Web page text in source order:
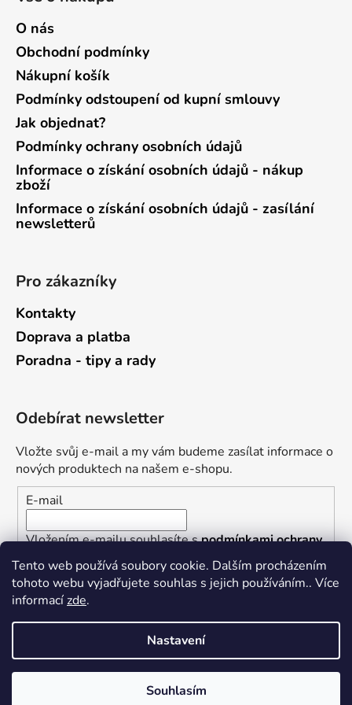
Tento web používá soubory cookie. Dalším procházením
tohoto webu vyjadřujete souhlas s jejich používáním.. Více
informacízde.
Nastavení
Souhlasím
O nás
Obchodní podmínky
Nákupní košík
Podmínky odstoupení od kupní smlouvy
Jak objednat?
Podmínky ochrany osobních údajů
Informace o získání osobních údajů - nákup
zboží
Informace o získání osobních údajů - zasílání
newsletterů
Pro zákazníky
Kontakty
Doprava a platba
Poradna - tipy a rady
Odebírat newsletter
Vložte svůj e-mail a my vám budeme zasílat informace o
nových produktech na našem e-shopu.
E-mail
Vložením e-mailu souhlasíte spodmínkami ochrany
osobních údajů
PŘIHLÁSIT SE
Vytvořil Shoptet
Železářství U Rotta